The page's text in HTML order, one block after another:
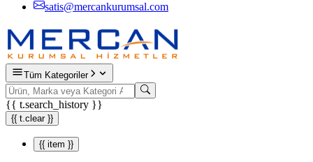
satis@mercankurumsal.com
Tüm Kategoriler
{{ t.search_history }}
{{ t.clear }}
{{ item }}